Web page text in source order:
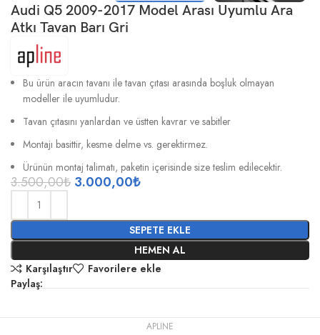
Audi Q5 2009-2017 Model Arası Uyumlu Ara
Atkı Tavan Barı Gri
Bu ürün aracın tavanı ile tavan çıtası arasında boşluk olmayan
modeller ile uyumludur.
Tavan çıtasını yanlardan ve üstten kavrar ve sabitler
Montajı basittir, kesme delme vs. gerektirmez.
Ürünün montaj talimatı, paketin içerisinde size teslim edilecektir.
3.500,00₺ 3.000,00₺
SEPETE EKLE
HEMEN AL
Karşılaştır
Favorilere ekle
Paylaş:
APLINE